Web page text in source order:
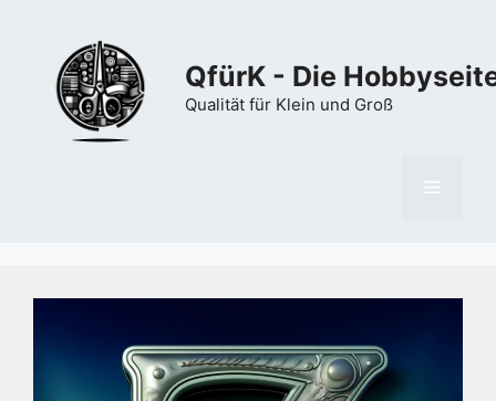
springen
QfürK - Die
Qualität für Klein und Groß